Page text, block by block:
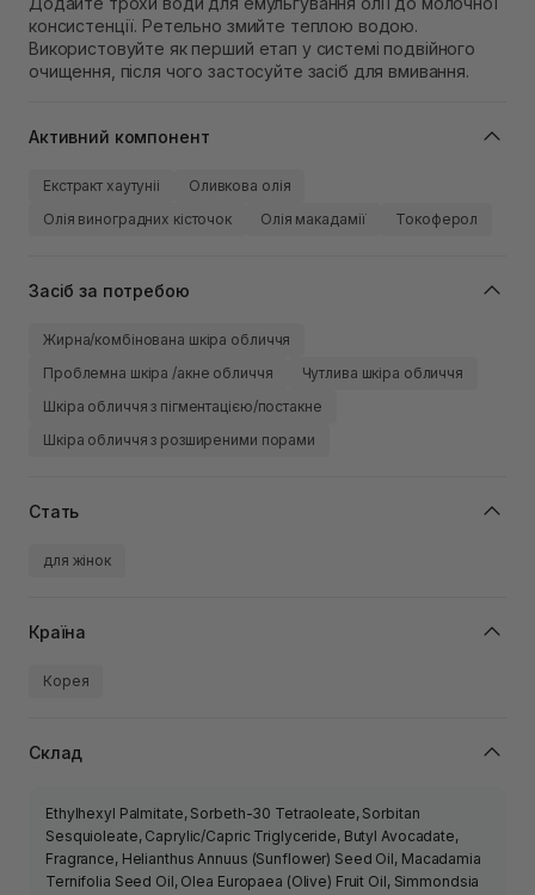
консистенції. Ретельно змийте теплою водою.
Використовуйте як перший етап у системі подвійного
очищення, після чого застосуйте засіб для вмивання.
Активний компонент
Екстракт хаутуніі
Оливкова олія
Олія виноградних кісточок
Олія макадамії Токоферол
Засіб за потребою
Жирна/комбінована шкіра обличчя
Проблемна шкіра /акне обличчя
Чутлива шкіра обличчя
Шкіра обличчя з пігментацією/постакне
Шкіра обличчя з розширеними порами
Стать
для жінок
Країна
Корея
Склад
Ethylhexyl Palmitate, Sorbeth-30 Tetraoleate, Sorbitan
Sesquioleate, Caprylic/Capric Triglyceride, Butyl Avocadate,
Fragrance, Helianthus Annuus (Sunflower) Seed Oil, Macadamia
Ternifolia Seed Oil, Olea Europaea (Olive) Fruit Oil, Simmondsia